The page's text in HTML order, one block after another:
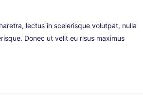
lectus in scelerisque volutpat, nulla
Donec ut velit eu risus maximus